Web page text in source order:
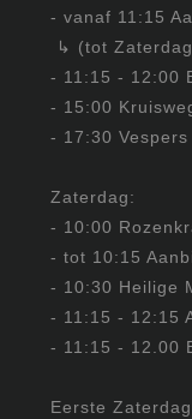
- vanaf 11:15
↳ (tot
- 11:15 - 12:00
- 15:00
- 17:30 Vespers
Zaterdag:
- 10:00
- tot 10:15
- 10:30 Heilige
- 11:15 - 12:15
- 11:15 - 12.00
Eerste